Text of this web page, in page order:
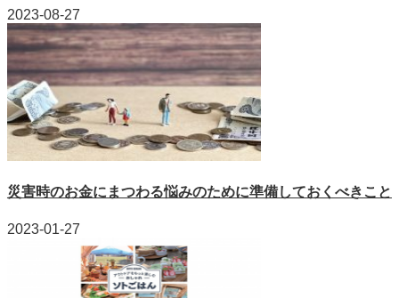
2023-08-27
災害時のお金にまつわる悩みのために準備しておくべきこと
2023-01-27